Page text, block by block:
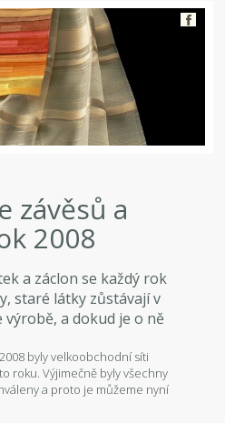
závěsů a
2008
a záclon se každý rok
staré látky zůstávají v
a dokud je o ně
byly velkoobchodní síti
roku. Výjimečně byly všechny
a proto je můžeme nyní